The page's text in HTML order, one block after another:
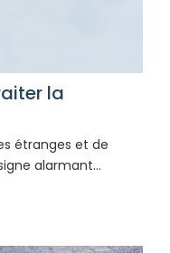
la
étranges et de
alarmant…